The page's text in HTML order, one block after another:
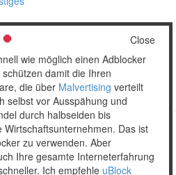
Unser täglich Spam.
Theme by themehall.com
Close
wie möglich einen Adblocker
damit die Ihren
die über Malvertising verteilt
selbst vor Ausspähung und
durch halbseiden bis
Das ist
zu verwenden. Aber
Ihre gesamte Interneterfahrung
Ich empfehle uBlock